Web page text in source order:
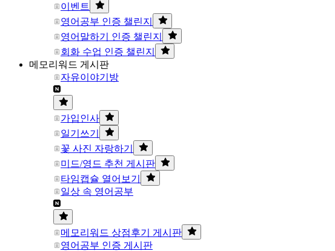
이벤트
영어공부 인증 챌린지
영어말하기 인증 챌린지
회화 수업 인증 챌린지
메모리워드 게시판
자유이야기방
가입인사
일기쓰기
꽃 사진 자랑하기
미드/영드 추천 게시판
타임캡슐 열어보기
일상 속 영어공부
메모리워드 상점후기 게시판
영어공부 인증 게시판